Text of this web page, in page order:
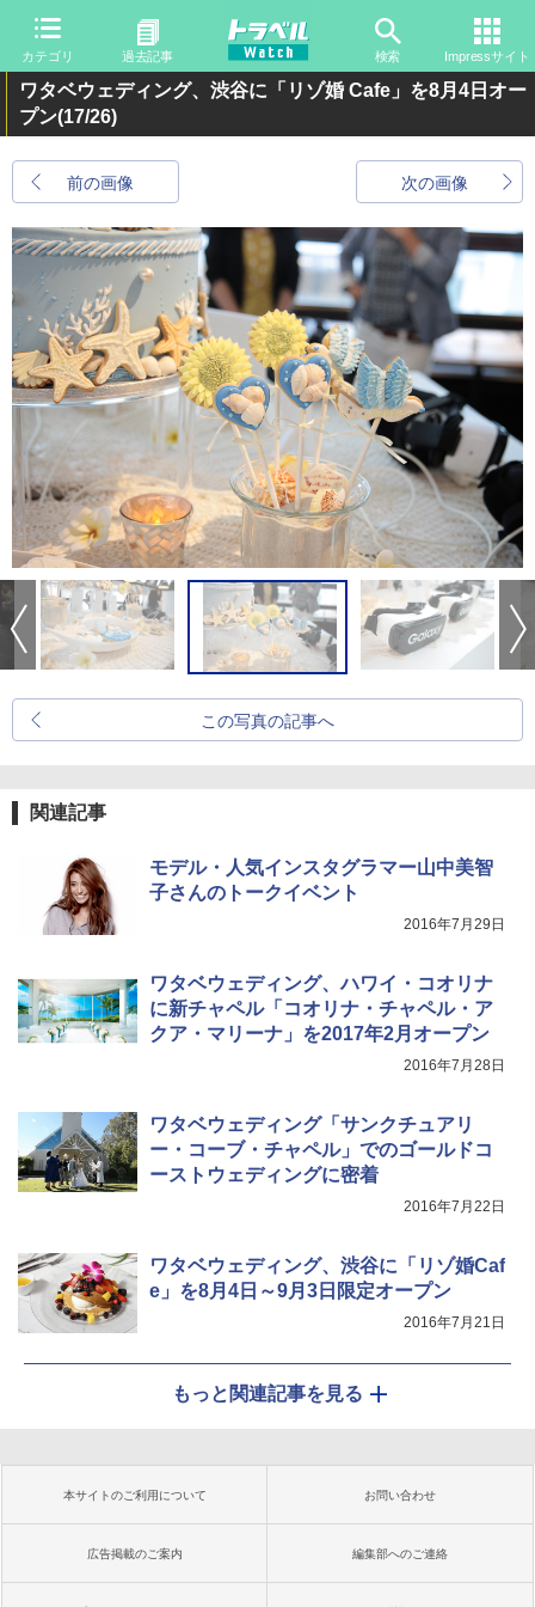
カテゴリ 過去記事 検索 Impressサイト
ワタベウェディング、渋谷に「リゾ婚 Cafe」を8月4日オー
プン(17/26)
前の画像 次の画像
この写真の記事へ
関連記事
モデル・人気インスタグラマー山中美智
子さんのトークイベント
2016年7月29日
ワタベウェディング、ハワイ・コオリナ
に新チャペル「コオリナ・チャペル・ア
クア・マリーナ」を2017年2月オープン
2016年7月28日
ワタベウェディング「サンクチュアリ
ー・コーブ・チャペル」でのゴールドコ
ーストウェディングに密着
2016年7月22日
ワタベウェディング、渋谷に「リゾ婚Caf
e」を8月4日～9月3日限定オープン
2016年7月21日
もっと関連記事を見る
本サイトのご利用について お問い合わせ
広告掲載のご案内 編集部へのご連絡